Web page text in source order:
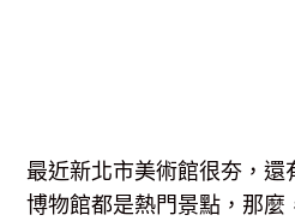
最近新北市美術館很夯，
博物館都是熱門景點，那